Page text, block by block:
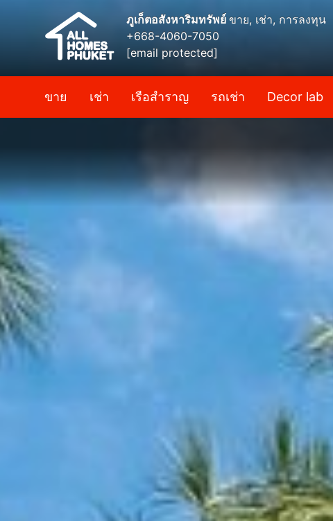
ภูเก็ตอสังหาริมทรัพย์ ขาย, เช่า, การลงทุน
+668-4060-7050
[email protected]
ขาย เช่า เรือสำราญ รถเช่า Decor lab